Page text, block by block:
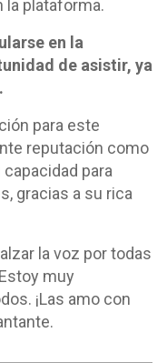
la plataforma.
en la
de asistir, ya
para este
reputación como
para
gracias a su rica
la voz por todas
muy
¡Las amo con